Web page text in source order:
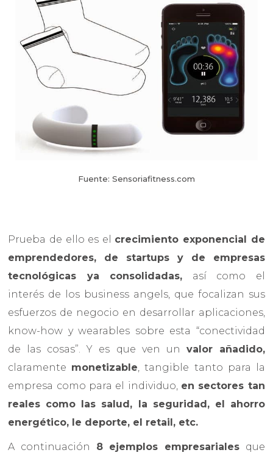
Fuente: Sensoriafitness.com
Prueba de ello es el crecimiento exponencial de
emprendedores, de startups y de empresas
tecnológicas ya consolidadas, así como el
interés de los business angels, que focalizan sus
esfuerzos de negocio en desarrollar aplicaciones,
know-how y wearables sobre esta “conectividad
de las cosas”. Y es que ven un valor añadido,
claramente monetizable, tangible tanto para la
empresa como para el individuo, en sectores tan
reales como las salud, la seguridad, el ahorro
energético, le deporte, el retail, etc.
A continuación 8 ejemplos empresarialesque